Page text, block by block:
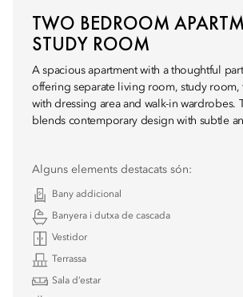
TWO BEDROOM
STUDY ROOM
A spacious apartment with a thoughtful
offering separate living room, study
with dressing area and walk-in wardrobes.
blends contemporary design with subtle
Alguns elements destacats són:
Bany addicional
Banyera i dutxa de cascada
Vestidor
Terrassa
Sala d’estar